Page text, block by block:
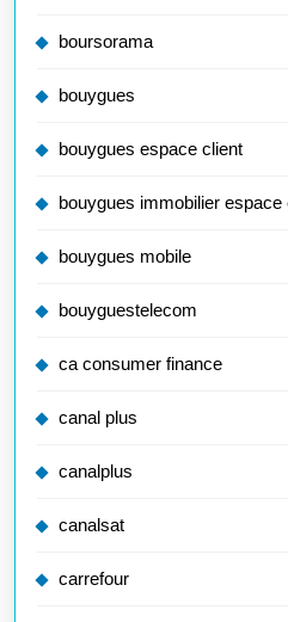
boursorama
bouygues
bouygues espace client
bouygues immobilier espace
bouygues mobile
bouyguestelecom
ca consumer finance
canal plus
canalplus
canalsat
carrefour